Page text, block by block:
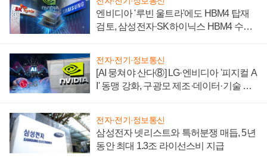
엔비디아 '루빈 울트라'에도 HBM4 탑재
검토, 삼성전자·SK하이닉스 HBM4 수율
전자·전기·정보통신
[AI 뭉쳐야 산다⑧] LG·엔비디아 '피지컬 A
I' 동맹 강화, 구광모 제조·데이터·기술 결
전자·전기·정보통신
삼성전자 넷리스트와 특허분쟁 매듭, 5년
동안 최대 1.3조 라이선스비 지급